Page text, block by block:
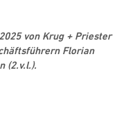
von Krug + Priester
Florian
(2.v.l.).